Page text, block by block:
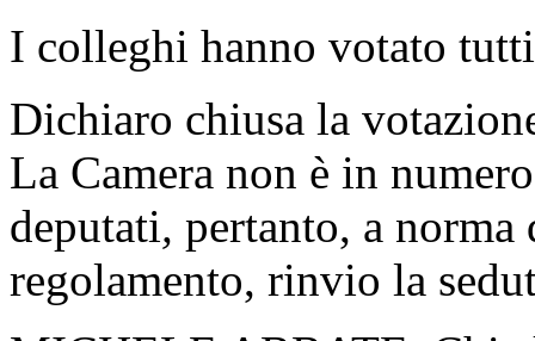
I colleghi hanno votato
Dichiaro chiusa la
La Camera non è in
deputati, pertanto, a
regolamento, rinvio la